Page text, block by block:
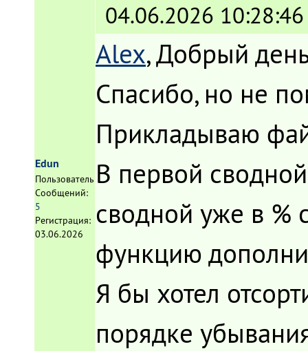
Edun
Пользователь
Сообщений:
5
Регистрация:
03.06.2026
04.06.2026 10:28:46
Alex, Добрый
Спасибо, но не
Прикладываю
В первой
сводной уже в %
функцию
Я бы хотел
порядке